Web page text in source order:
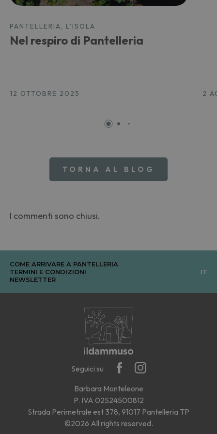
PANTELLERIA, L'ISOLA
Nel respiro di Pantelleria
12 OTTOBRE 2025 2
TORNA AL BLOG
I commenti sono chiusi.
COME ARRIVARE A PANTELLERIA
TERMINI E CONDIZIONI
NEWSLETTER
IT
Seguici su
Barbara Monteleone
P. IVA 02524500812
Strada Perimetrale est 378, 91017 Pantelleria TP
©2026 All rights reserved.